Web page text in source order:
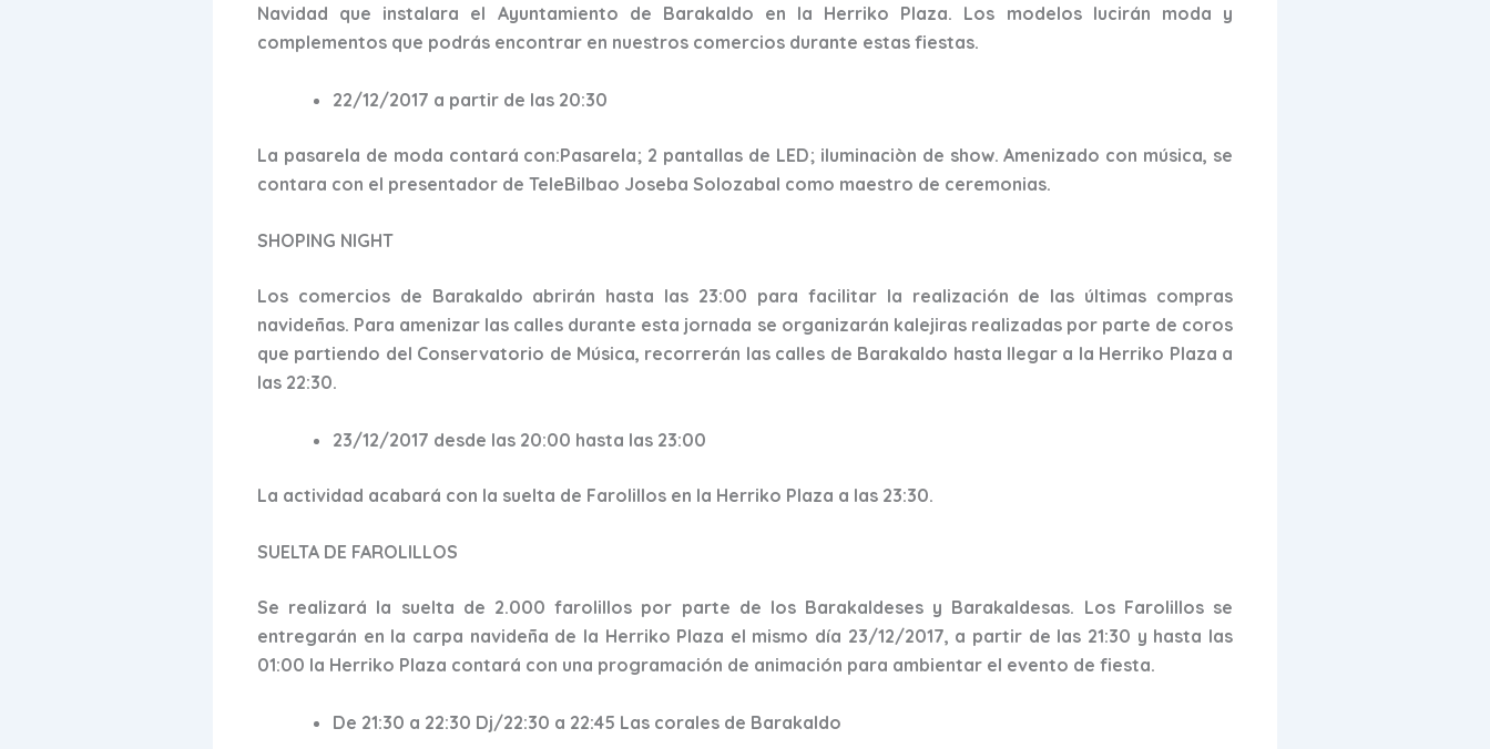
Navidad que instalara el Ayuntamiento de Barakaldo en la Herriko Plaza. Los modelos lucirán moda y
complementos que podrás encontrar en nuestros comercios durante estas fiestas.
22/12/2017 a partir de las 20:30
La pasarela de moda contará con:Pasarela; 2 pantallas de LED; iluminaciòn de show. Amenizado con música, se
contara con el presentador de TeleBilbao Joseba Solozabal como maestro de ceremonias.
SHOPING NIGHT
Los comercios de Barakaldo abrirán hasta las 23:00 para facilitar la realización de las últimas compras
navideñas. Para amenizar las calles durante esta jornada se organizarán kalejiras realizadas por parte de coros
que partiendo del Conservatorio de Música, recorrerán las calles de Barakaldo hasta llegar a la Herriko Plaza a
las 22:30.
23/12/2017 desde las 20:00 hasta las 23:00
La actividad acabará con la suelta de Farolillos en la Herriko Plaza a las 23:30.
SUELTA DE FAROLILLOS
Se realizará la suelta de 2.000 farolillos por parte de los Barakaldeses y Barakaldesas. Los Farolillos se
entregarán en la carpa navideña de la Herriko Plaza el mismo día 23/12/2017, a partir de las 21:30 y hasta las
01:00 la Herriko Plaza contará con una programación de animación para ambientar el evento de fiesta.
De 21:30 a 22:30 Dj/22:30 a 22:45 Las corales de Barakaldo